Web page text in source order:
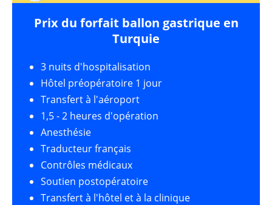
Prix du forfait ballon gastrique en
Turquie
3 nuits d'hospitalisation
Hôtel préopératoire 1 jour
Transfert à l'aéroport
1,5 - 2 heures d'opération
Anesthésie
Traducteur français
Contrôles médicaux
Soutien postopératoire
Transfert à l'hôtel et à la clinique